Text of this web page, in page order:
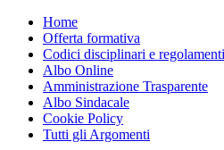
Home
Offerta formativa
Codici disciplinari e regolamenti
Albo Online
Amministrazione Trasparente
Albo Sindacale
Cookie Policy
Tutti gli Argomenti